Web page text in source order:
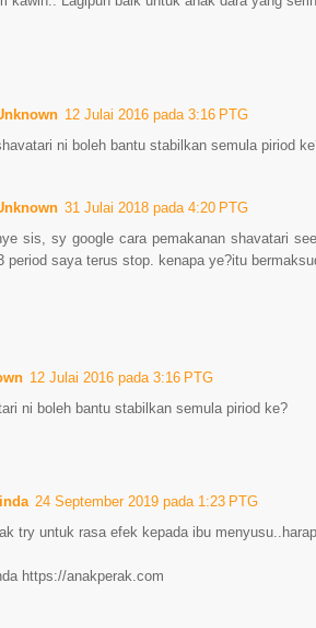
12 Julai 2016 pada 3:16 PTG
ni boleh bantu stabilkan semula piriod
31 Julai 2018 pada 4:20 PTG
sis, sy google cara pemakanan shavatari
period saya terus stop. kenapa ye?itu
12 Julai 2016 pada 3:16 PTG
ni boleh bantu stabilkan semula piriod ke?
24 September 2019 pada 1:23 PTG
try untuk rasa efek kepada ibu
https://anakperak.com